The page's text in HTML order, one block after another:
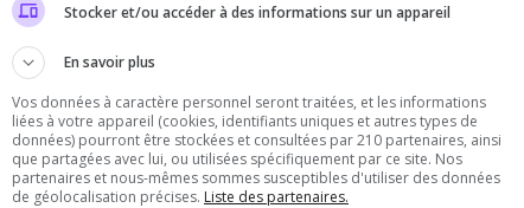
Stocker et/ou accéder à des informations sur un appareil
En savoir plus
Vos données à caractère personnel seront traitées, et les informations
liées à votre appareil (cookies, identifiants uniques et autres types de
données) pourront être stockées et consultées par 210 partenaires, ainsi
que partagées avec lui, ou utilisées spécifiquement par ce site. Nos
partenaires et nous-mêmes sommes susceptibles d'utiliser des données
de géolocalisation précises. Liste des partenaires.